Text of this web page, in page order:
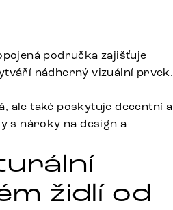
područka zajišťuje
nádherný vizuální prvek.
ale také poskytuje decentní a
s nároky na design a
židlí od